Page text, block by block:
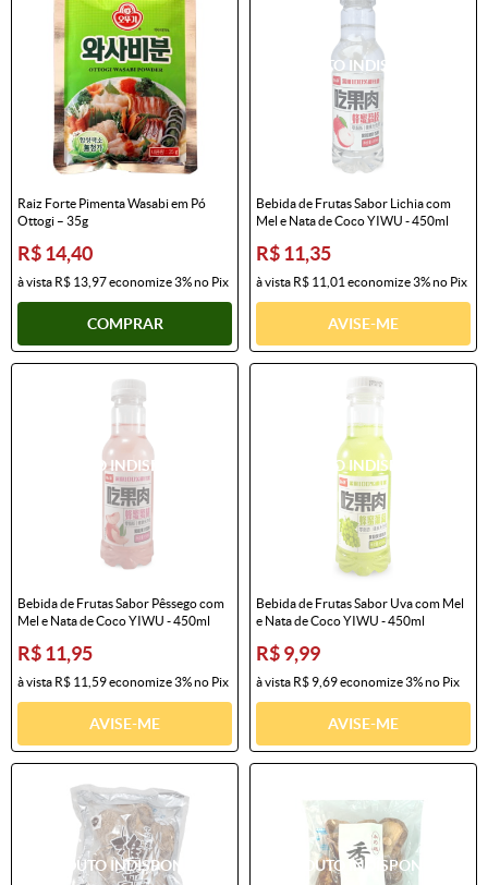
Raiz Forte Pimenta Wasabi em Pó
Ottogi – 35g
R$ 14,40
à vista R$ 13,97economize3%no Pix
COMPRAR
Bebida de Frutas Sabor Lichia com
Mel e Nata de Coco YIWU - 450ml
R$ 11,35
à vista R$ 11,01 economize3%no Pix
AVISE-ME
Bebida de Frutas Sabor Pêssego com
Mel e Nata de Coco YIWU - 450ml
R$ 11,95
à vista R$ 11,59economize3%no Pix
AVISE-ME
Bebida de Frutas Sabor Uva com Mel
e Nata de Coco YIWU - 450ml
R$ 9,99
à vista R$ 9,69economize3%no Pix
AVISE-ME